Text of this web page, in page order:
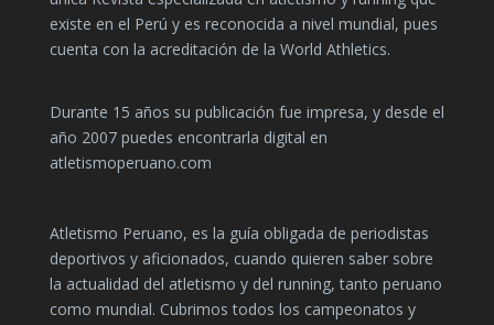
existe en el Perú y es reconocida a nivel mundial, pues
cuenta con la acreditación de la World Athletics.
Durante 15 años su publicación fue impresa, y desde el
año 2007 puedes encontrarla digital en
atletismoperuano.com
Atletismo Peruano, es la guía obligada de periodistas
deportivos y aficionados, cuando quieren saber sobre
la actualidad del atletismo y del running, tanto peruano
como mundial. Cubrimos todos los campeonatos y